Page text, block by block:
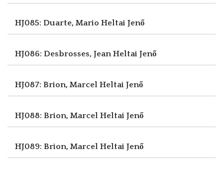
HJ085: Duarte, Mario Heltai Jenő
HJ086: Desbrosses, JeanHeltai Jenő
HJ087: Brion, Marcel Heltai Jenő
HJ088: Brion, Marcel Heltai Jenő
HJ089: Brion, Marcel Heltai Jenő